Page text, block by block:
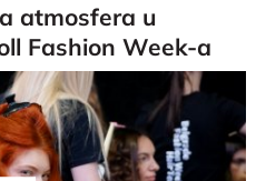
atmosfera u
Fashion Week-a